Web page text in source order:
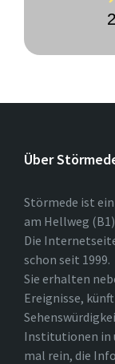
Über
Störmede ist
am Hellweg
Die
schon seit 1999.
Sie erhalten
Ereignisse,
Institutionen in
mal rein, die